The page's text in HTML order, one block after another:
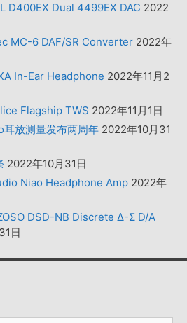
D400EX Dual 4499EX DAC 2022
MC-6 DAF/SR Converter 2022年
In-Ear Headphone 2022年11月2
Flagship TWS 2022年11月1日
放测量发布两周年 2022年10月31
2022年10月31日
Niao Headphone Amp 2022年
DSD-NB Discrete Δ-Σ D/A
日